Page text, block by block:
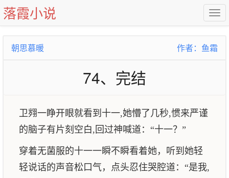
落霞小说
朝思慕暖 作者：鱼霜
74、完结
卫翙一睁开眼就看到十一,她懵了几秒,惯来严谨
的脑子有片刻空白,回过神喊道：“十一？”
穿着无菌服的十一一瞬不瞬看着她，听到她轻
轻说话的声音松口气，点头忍住哭腔道：“是我,